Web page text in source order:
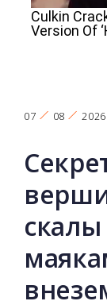
07 08 2026
скалы